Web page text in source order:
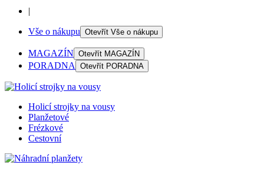
|
Vše o nákupu Otevřít Vše o nákupu
MAGAZÍN Otevřít MAGAZÍN
PORADNA Otevřít PORADNA
Holicí strojky na vousy
Planžetové
Frézkové
Cestovní